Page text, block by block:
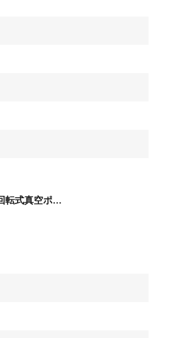
100m3/h 2ステージの回転式真空ポンプ